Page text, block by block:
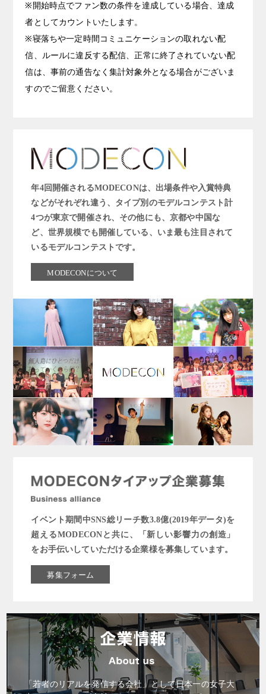
※開始時点でファン数の条件を達成している場合、達成
者としてカウントいたします。
※寝落ちや一定時間コミュニケーションの取れない配
信、ルールに違反する配信、正常に終了されていない配
信は、事前の通告なく集計対象外となる場合がございま
すのでご留意ください。
年4回開催されるMODECONは、出場条件や入賞特典
などがそれぞれ違う、タイプ別のモデルコンテスト計
4つが東京で開催され、その他にも、京都や中国な
ど、世界規模でも開催している、いま最も注目されて
いるモデルコンテストです。
MODECONについて
イベント期間中SNS総リーチ数3.8億(2019年データ)を
超えるMODECONと共に、「新しい影響力の創造」
をお手伝いしていただける企業様を募集しています。
募集フォーム
「若者のリアルを発信する会社」として日本一の女子大